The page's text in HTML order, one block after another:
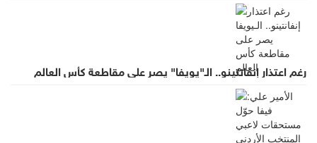
رغم اعتذار إنفانتينو.. الـ"يويفا" يصر على مقاطعة كأس العالم